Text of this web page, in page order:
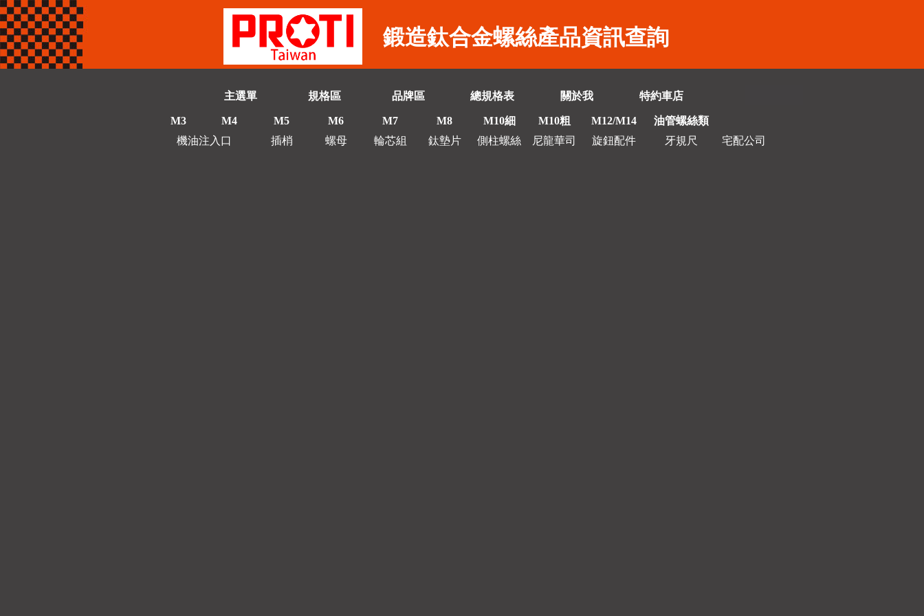
鍛造鈦合金螺絲產品資訊查詢
主選單 規格區 品牌區 總規格表 關於我 特約車店
M3 M4 M5 M6 M7 M8 M10細 M10粗 M12/M14
油管螺絲類
機油注入口
插梢 螺母 輪芯組 鈦墊片 側柱螺絲 尼龍華司 旋鈕配件 牙規尺 宅配公司